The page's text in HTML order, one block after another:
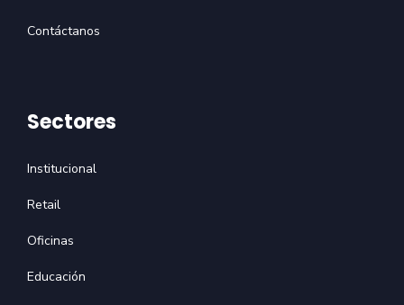
Contáctanos
Sectores
Institucional
Retail
Oficinas
Educación